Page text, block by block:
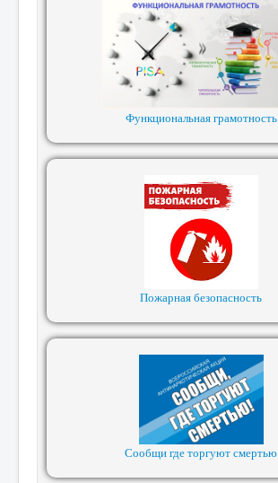
Функциональная грамотность
Пожарная безопасность
Сообщи где торгуют смертью